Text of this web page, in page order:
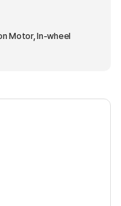
Motor, In-wheel